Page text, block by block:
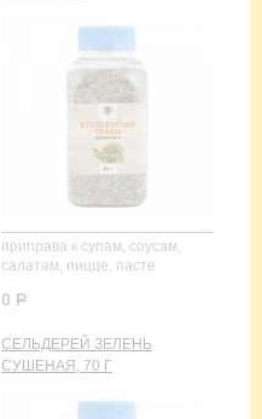
приправа к супам, соусам,
салатам, пицце, пасте
0 Р
СЕЛЬДЕРЕЙ ЗЕЛЕНЬ
СУШЕНАЯ, 70 Г